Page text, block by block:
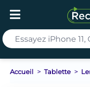
Accueil Tablette